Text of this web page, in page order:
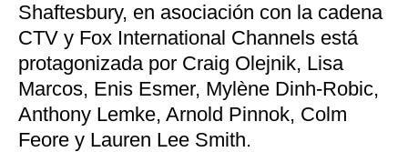
Shaftesbury, en asociación con la cadena
CTV y Fox International Channels está
protagonizada por Craig Olejnik, Lisa
Marcos, Enis Esmer, Mylène Dinh-Robic,
Anthony Lemke, Arnold Pinnok, Colm
Feore y Lauren Lee Smith.